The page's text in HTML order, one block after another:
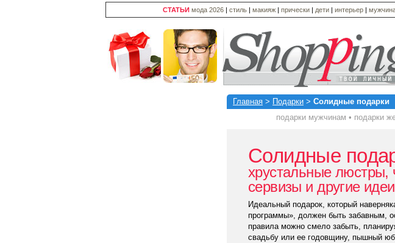
СТАТЬИ мода 2026 | стиль | макияж | прически | дети | интерьер |
Главная > Подарки > Солидные подарки
подарки мужчинам • подарки
Солидные
хрустальные
сервизы и другие идеи
Идеальный подарок, который
программы», должен быть забавным,
правила можно смело забыть,
свадьбу или ее годовщину, пышный